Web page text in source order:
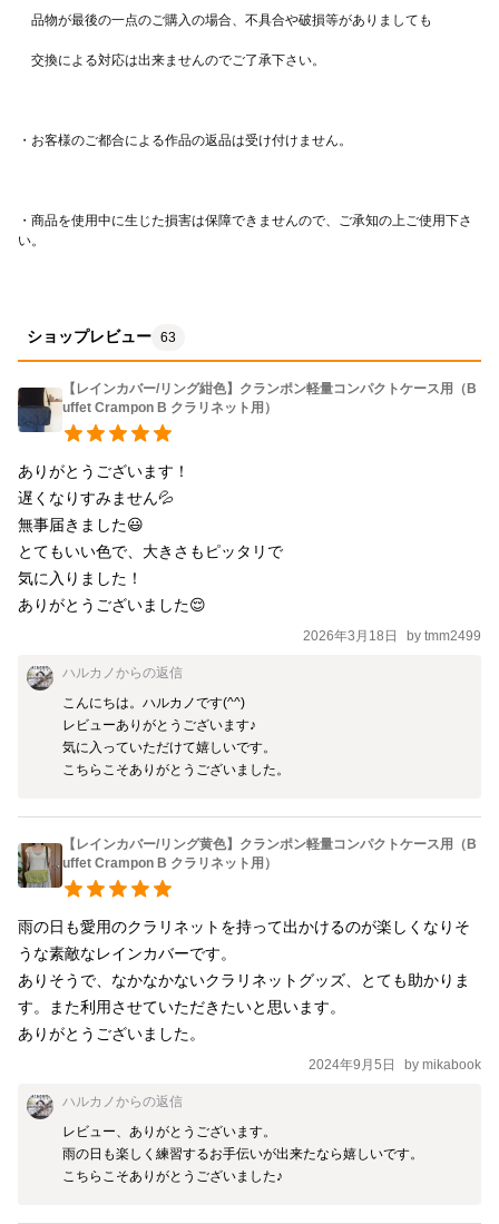
・商品を使用中に生じた損害は保障できませんので、ご承知の上ご使用下さ
ショップレビュー 63
【レインカバー/リング紺色】クランポン軽量コンパクトケース用（B
uffet Crampon B クラリネット用）
ありがとうございます！
遅くなりすみません💦
無事届きました😃
とてもいい色で、大きさもピッタリで
気に入りました！
ありがとうございました😌
2026年3月18日 by tmm2499
ハルカノからの返信
こんにちは。ハルカノです(^^)
レビューありがとうございます♪
気に入っていただけて嬉しいです。
こちらこそありがとうございました。
【レインカバー/リング黄色】クランポン軽量コンパクトケース用（B
uffet Crampon B クラリネット用）
雨の日も愛用のクラリネットを持って出かけるのが楽しくなりそ
うな素敵なレインカバーです。
ありそうで、なかなかないクラリネットグッズ、とても助かりま
す。また利用させていただきたいと思います。
ありがとうございました。
2024年9月5日 by mikabook
ハルカノからの返信
レビュー、ありがとうございます。
雨の日も楽しく練習するお手伝いが出来たなら嬉しいです。
こちらこそありがとうございました♪